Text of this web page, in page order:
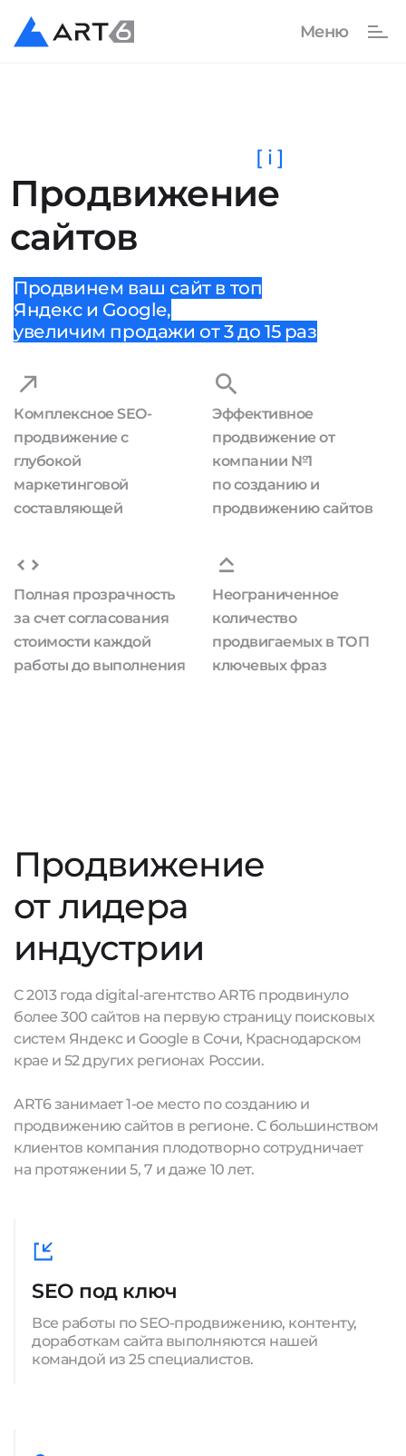
Продвижение
сайтов
[ i ]
Продвинем ваш сайт в топ
Яндекс и Google,
увеличим продажи от 3 до 15 раз
Комплексное SEO-
продвижение с
глубокой
маркетинговой
составляющей
Эффективное
продвижение от
компании №1
по созданию и
продвижению сайтов
Полная прозрачность
за счет согласования
стоимости каждой
работы до выполнения
Неограниченное
количество
продвигаемых в ТОП
ключевых фраз
Продвижение
от лидера
индустрии
С 2013 года digital-агентство ART6 продвинуло
более 300 сайтов на первую страницу поисковых
систем Яндекс и Google в Сочи, Краснодарском
крае и 52 других регионах России.
ART6 занимает 1-ое место по созданию и
продвижению сайтов в регионе. С большинством
клиентов компания плодотворно сотрудничает
на протяжении 5, 7 и даже 10 лет.
SEO под ключ
Все работы по SEO-продвижению, контенту,
доработкам сайта выполняются нашей
командой из 25 специалистов.